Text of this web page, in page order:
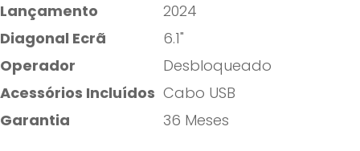
Lançamento
2024
Diagonal Ecrã
6.1"
Operador
Desbloqueado
Acessórios Incluídos Cabo USB
Garantia
36 Meses